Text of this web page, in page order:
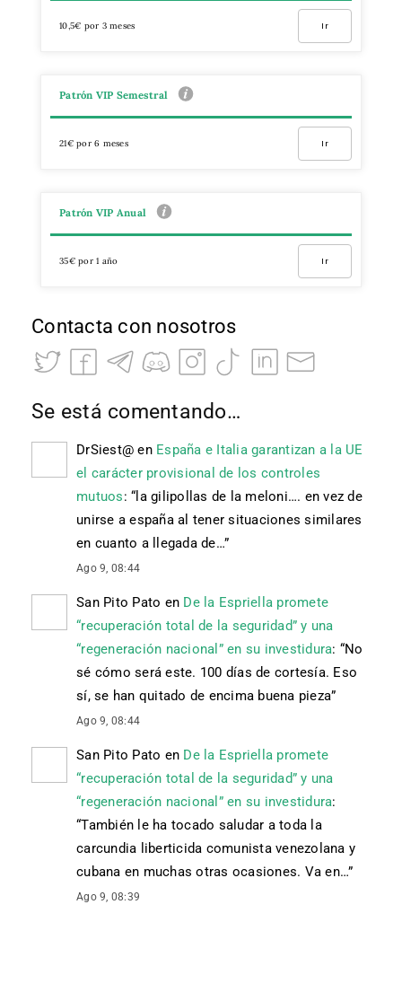
10,5€ por 3 meses Ir
Patrón VIP Semestral
21€ por 6 meses Ir
Patrón VIP Anual
35€ por 1 año Ir
Contacta con nosotros
Se está comentando…
DrSiest@ en España e Italia garantizan a la UE
el carácter provisional de los controles
mutuos: “ la gilipollas de la meloni…. en vez de
unirse a españa al tener situaciones similares
en cuanto a llegada de…”
Ago 9, 08:44
San Pito Pato en De la Espriella promete
“recuperación total de la seguridad” y una
“regeneración nacional” en su investidura: “No
sé cómo será este. 100 días de cortesía. Eso
sí, se han quitado de encima buena pieza”
Ago 9, 08:44
San Pito Pato en De la Espriella promete
“recuperación total de la seguridad” y una
“regeneración nacional” en su investidura:
“También le ha tocado saludar a toda la
carcundia liberticida comunista venezolana y
cubana en muchas otras ocasiones. Va en…”
Ago 9, 08:39